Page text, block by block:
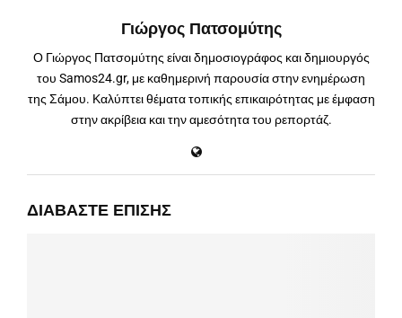
Γιώργος Πατσομύτης
Ο Γιώργος Πατσομύτης είναι δημοσιογράφος και δημιουργός
του Samos24.gr, με καθημερινή παρουσία στην ενημέρωση
της Σάμου. Καλύπτει θέματα τοπικής επικαιρότητας με έμφαση
στην ακρίβεια και την αμεσότητα του ρεπορτάζ.
ΔΙΑΒΆΣΤΕ ΕΠΊΣΗΣ